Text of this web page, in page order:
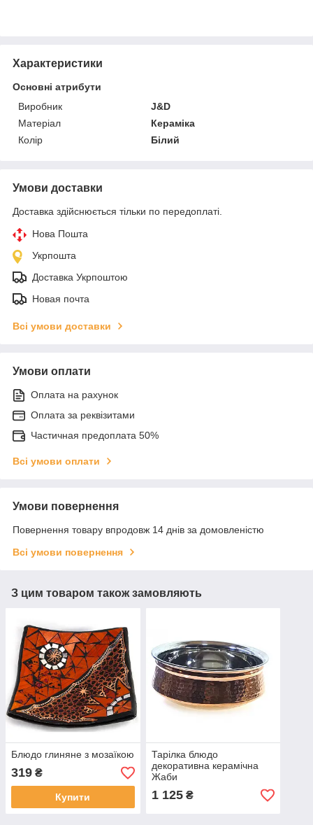
Характеристики
Основні атрибути
Виробник
J&D
Матеріал
Кераміка
Колір
Білий
Умови доставки
Доставка здійснюється тільки по передоплаті.
Нова Пошта
Укрпошта
Доставка Укрпоштою
Новая почта
Всі умови доставки
Умови оплати
Оплата на рахунок
Оплата за реквізитами
Частичная предоплата 50%
Всі умови оплати
Умови повернення
Повернення товару впродовж 14 днів за домовленістю
Всі умови повернення
З цим товаром також замовляють
Блюдо глиняне з мозаїкою
319 ₴
Купити
Тарілка блюдо
декоративна керамічна
Жаби
1 125₴